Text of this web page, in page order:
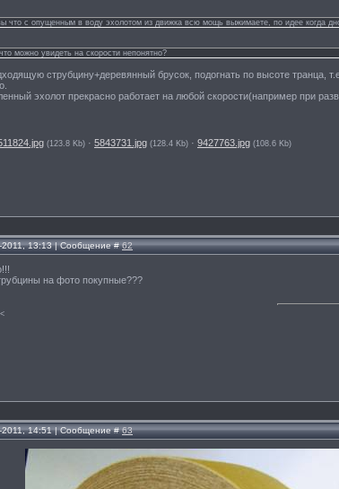
что с опущенным в воду эхолотом из движка всю мощь выжимаете, по идее когда
можно увидеть на скорости непонятно?
струбцину+деревянный брусок, подогнать по высоте транца,
эхолот прекрасно работает на любой скорости(например при
(123.8 Kb) · 5843731.jpg (128.4 Kb) · 9427763.jpg (108.6 Kb)
2011, 13:13 | Сообщение #62
на фото покупные???
2011, 14:51 | Сообщение #63